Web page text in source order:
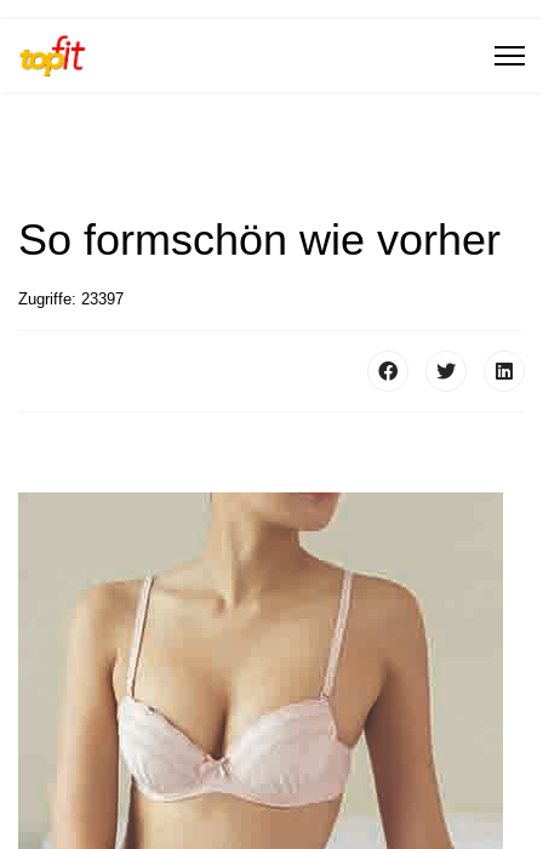
So formschön wie vorher
Zugriffe: 23397